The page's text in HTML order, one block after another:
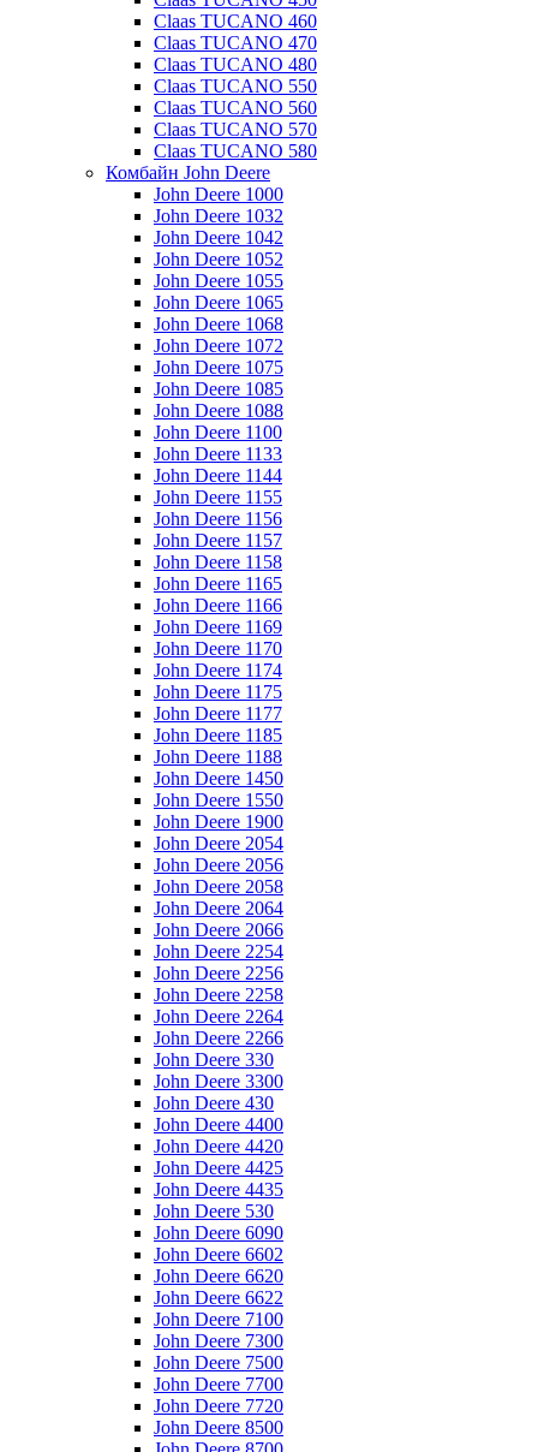
Claas TUCANO 460
Claas TUCANO 470
Claas TUCANO 480
Claas TUCANO 550
Claas TUCANO 560
Claas TUCANO 570
Claas TUCANO 580
Комбайн John Deere
John Deere 1000
John Deere 1032
John Deere 1042
John Deere 1052
John Deere 1055
John Deere 1065
John Deere 1068
John Deere 1072
John Deere 1075
John Deere 1085
John Deere 1088
John Deere 1100
John Deere 1133
John Deere 1144
John Deere 1155
John Deere 1156
John Deere 1157
John Deere 1158
John Deere 1165
John Deere 1166
John Deere 1169
John Deere 1170
John Deere 1174
John Deere 1175
John Deere 1177
John Deere 1185
John Deere 1188
John Deere 1450
John Deere 1550
John Deere 1900
John Deere 2054
John Deere 2056
John Deere 2058
John Deere 2064
John Deere 2066
John Deere 2254
John Deere 2256
John Deere 2258
John Deere 2264
John Deere 2266
John Deere 330
John Deere 3300
John Deere 430
John Deere 4400
John Deere 4420
John Deere 4425
John Deere 4435
John Deere 530
John Deere 6090
John Deere 6602
John Deere 6620
John Deere 6622
John Deere 7100
John Deere 7300
John Deere 7500
John Deere 7700
John Deere 7720
John Deere 8500